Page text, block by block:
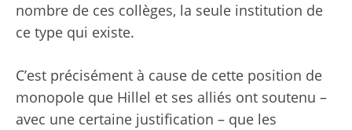
nombre de ces collèges, la seule institution de
ce type qui existe.
C’est précisément à cause de cette position de
monopole que Hillel et ses alliés ont soutenu –
avec une certaine justification – que les